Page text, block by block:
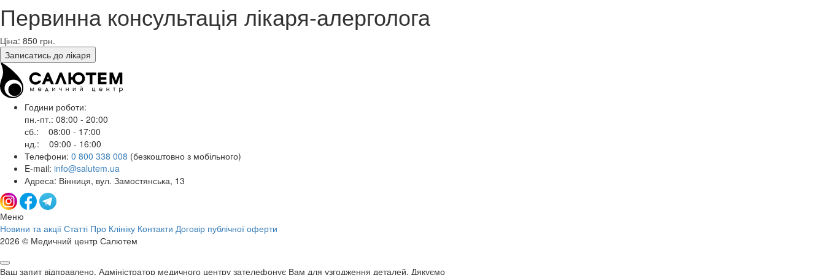
Первинна консультація лікаря-алерголога
Ціна: 850 грн.
Записатись до лікаря
Години роботи:
пн.-пт.: 08:00 - 20:00
сб.: 08:00 - 17:00
нд.: 09:00 - 16:00
Телефони: 0 800 338 008 (безкоштовно з мобільного)
E-mail: info@salutem.ua
Адреса: Вінниця, вул. Замостянська, 13
Меню
Новини та акції Статті Про Клініку Контакти Договір публічної оферти
2026 © Медичний центр Салютем
Ваш запит відправлено. Адміністратор медичного центру зателефонує Вам для узгодження деталей. Дякуємо